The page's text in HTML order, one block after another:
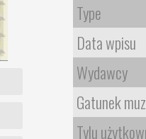
Type
Data wpisu
Wydawcy
Gatunek
Tylu